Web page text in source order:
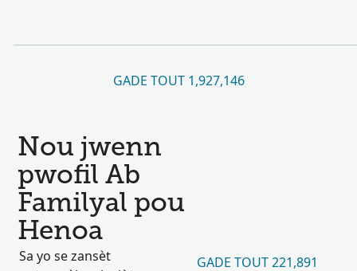
GADE TOUT 1,927,146
Nou jwenn
pwofil Ab
Familyal pou
Henoa
Sa yo se zansèt
GADE TOUT 221,891